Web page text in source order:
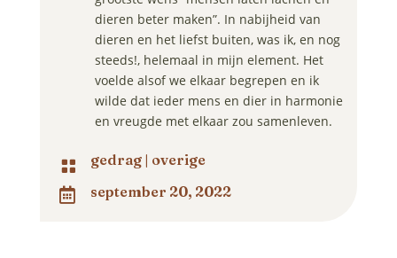
dieren beter maken”. In nabijheid van
dieren en het liefst buiten, was ik, en nog
steeds!, helemaal in mijn element. Het
voelde alsof we elkaar begrepen en ik
wilde dat ieder mens en dier in harmonie
en vreugde met elkaar zou samenleven.
 gedrag| overige
 september 20, 2022